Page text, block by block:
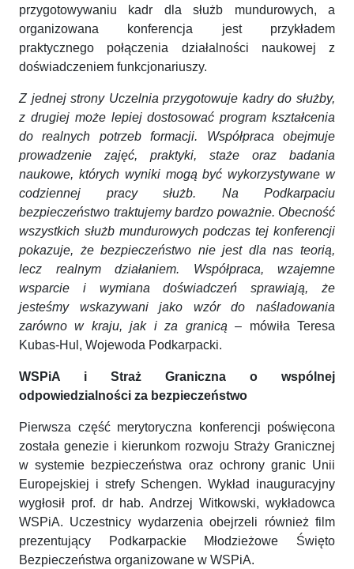
przygotowywaniu kadr dla służb mundurowych, a
organizowana konferencja jest przykładem
praktycznego połączenia działalności naukowej z
doświadczeniem funkcjonariuszy.
Z jednej strony Uczelnia przygotowuje kadry do służby,
z drugiej może lepiej dostosować program kształcenia
do realnych potrzeb formacji. Współpraca obejmuje
prowadzenie zajęć, praktyki, staże oraz badania
naukowe, których wyniki mogą być wykorzystywane w
codziennej pracy służb. Na Podkarpaciu
bezpieczeństwo traktujemy bardzo poważnie. Obecność
wszystkich służb mundurowych podczas tej konferencji
pokazuje, że bezpieczeństwo nie jest dla nas teorią,
lecz realnym działaniem. Współpraca, wzajemne
wsparcie i wymiana doświadczeń sprawiają, że
jesteśmy wskazywani jako wzór do naśladowania
zarówno w kraju, jak i za granicą – mówiła Teresa
Kubas-Hul, Wojewoda Podkarpacki.
WSPiA i Straż Graniczna o wspólnej
odpowiedzialności za bezpieczeństwo
Pierwsza część merytoryczna konferencji poświęcona
została genezie i kierunkom rozwoju Straży Granicznej
w systemie bezpieczeństwa oraz ochrony granic Unii
Europejskiej i strefy Schengen. Wykład inauguracyjny
wygłosił prof. dr hab. Andrzej Witkowski, wykładowca
WSPiA. Uczestnicy wydarzenia obejrzeli również film
prezentujący Podkarpackie Młodzieżowe Święto
Bezpieczeństwa organizowane w WSPiA.